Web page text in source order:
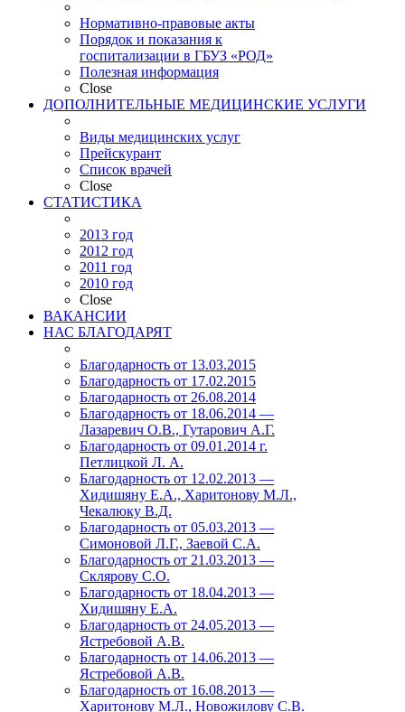
Нормативно-правовые акты
Порядок и показания к
госпитализации в ГБУЗ «РОД»
Полезная информация
Close
ДОПОЛНИТЕЛЬНЫЕ МЕДИЦИНСКИЕ УСЛУГИ
Виды медицинских услуг
Прейскурант
Список врачей
Close
СТАТИСТИКА
2013 год
2012 год
2011 год
2010 год
Close
ВАКАНСИИ
НАС БЛАГОДАРЯТ
Благодарность от 13.03.2015
Благодарность от 17.02.2015
Благодарность от 26.08.2014
Благодарность от 18.06.2014 —
Лазаревич О.В., Гутарович А.Г.
Благодарность от 09.01.2014 г.
Петлицкой Л. А.
Благодарность от 12.02.2013 —
Хидишяну Е.А., Харитонову М.Л.,
Чекалюку В.Д.
Благодарность от 05.03.2013 —
Симоновой Л.Г., Заевой С.А.
Благодарность от 21.03.2013 —
Склярову С.О.
Благодарность от 18.04.2013 —
Хидишяну Е.А.
Благодарность от 24.05.2013 —
Ястребовой А.В.
Благодарность от 14.06.2013 —
Ястребовой А.В.
Благодарность от 16.08.2013 —
Харитонову М.Л., Новожилову С.В.